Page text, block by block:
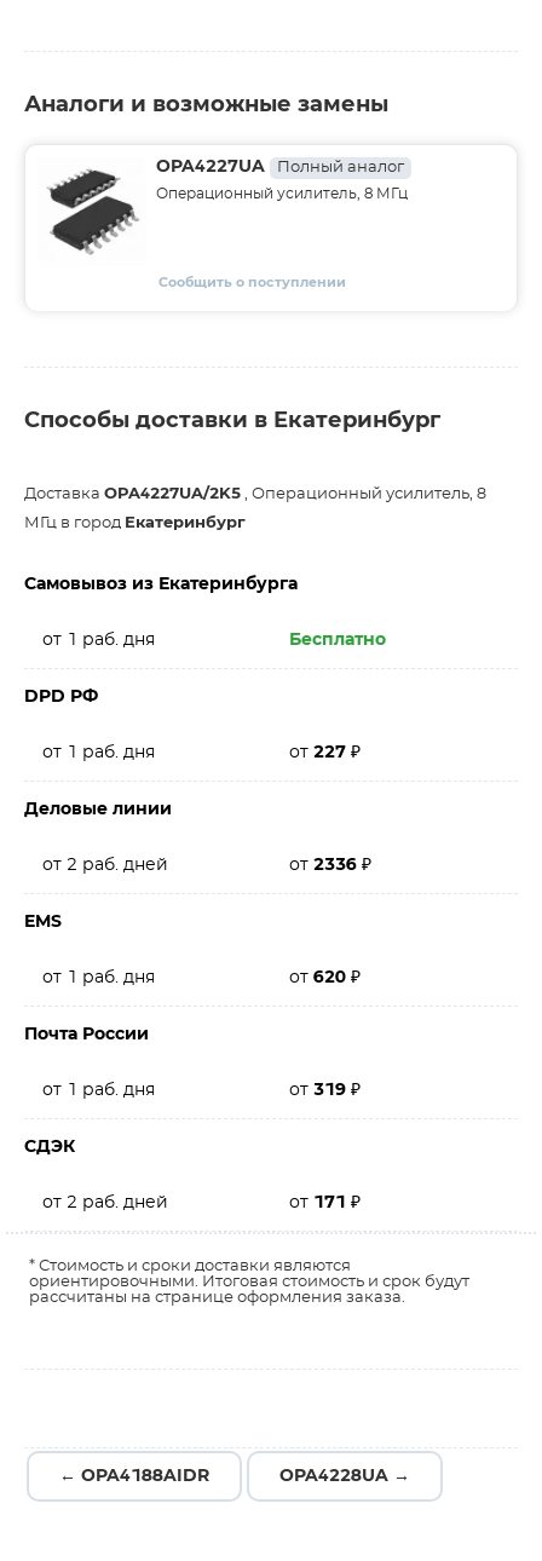
Аналоги и возможные замены
OPA4227UA Полный аналог
Операционный усилитель, 8 МГц
Сообщить о поступлении
Способы доставки в Екатеринбург
Доставка OPA4227UA/2K5 , Операционный усилитель, 8
МГц в город Екатеринбург
Самовывоз из Екатеринбурга
от 1 раб. дня Бесплатно
DPD РФ
от 1 раб. дня от 227 ₽
Деловые линии
от 2 раб. дней от 2336 ₽
EMS
от 1 раб. дня от 620 ₽
Почта России
от 1 раб. дня от 319 ₽
СДЭК
от 2 раб. дней от 171 ₽
* Стоимость и сроки доставки являются
ориентировочными. Итоговая стоимость и срок будут
рассчитаны на странице оформления заказа.
← OPA4188AIDR OPA4228UA →